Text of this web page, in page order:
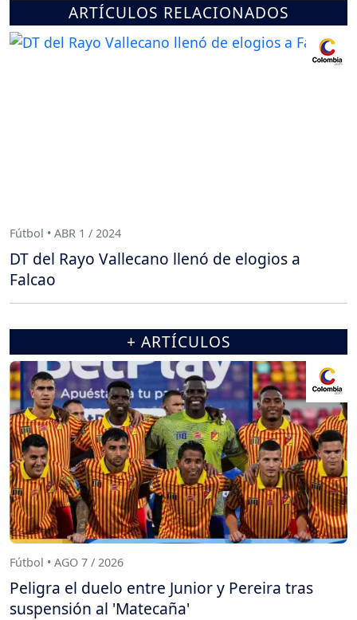
ARTÍCULOS RELACIONADOS
Fútbol • ABR 1 / 2024
DT del Rayo Vallecano llenó de elogios a
Falcao
+ ARTÍCULOS
Fútbol • AGO 7 / 2026
Peligra el duelo entre Junior y Pereira tras
suspensión al 'Matecaña'